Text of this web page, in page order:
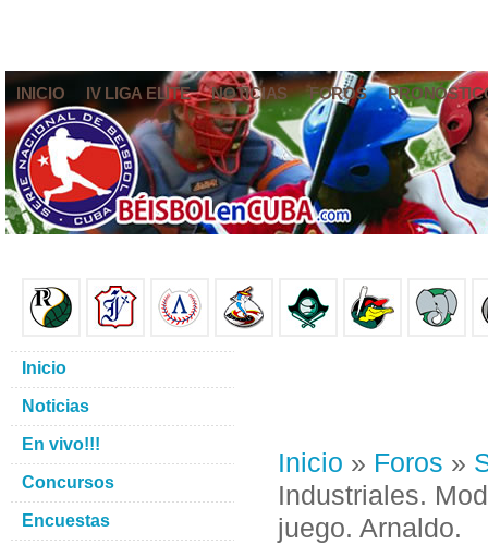
INICIO IV LIGA ELITE NOTICIAS FOROS
Inicio » Foros »
Industriales.
juego. Arnaldo.
Inicio
Noticias
En vivo!!!
Concursos
Encuestas